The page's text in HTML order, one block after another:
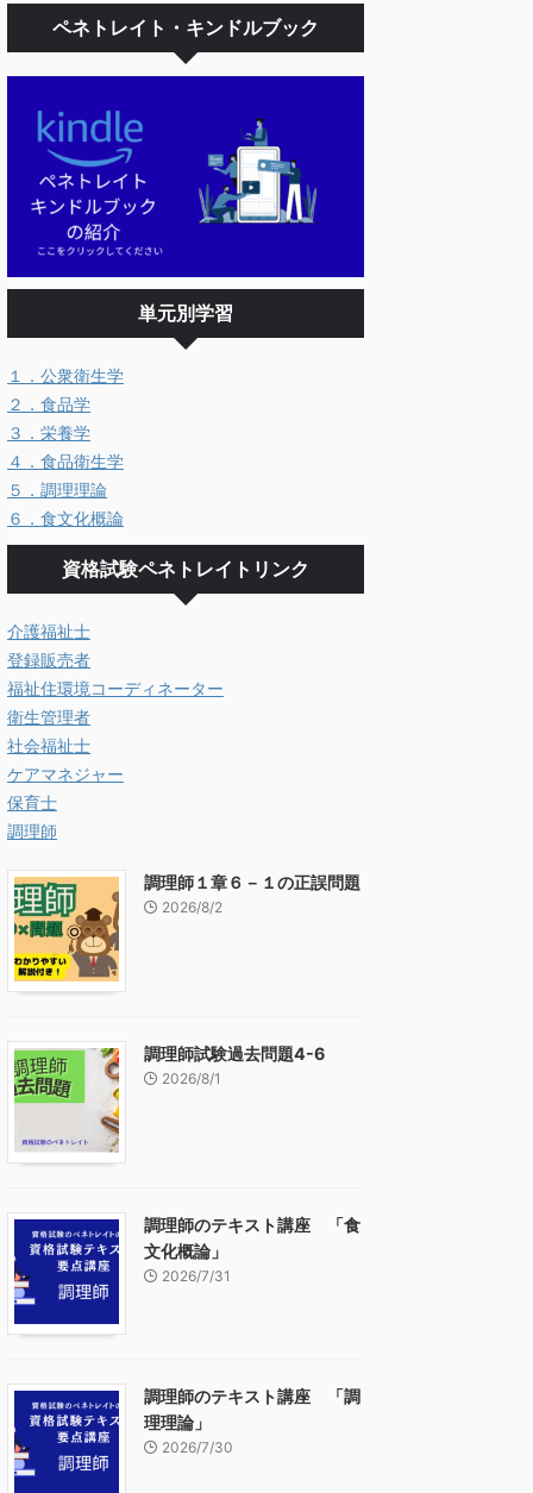
ペネトレイト・キンドルブック
単元別学習
１．公衆衛生学
２．食品学
３．栄養学
４．食品衛生学
５．調理理論
６．食文化概論
資格試験ペネトレイトリンク
介護福祉士
登録販売者
福祉住環境コーディネーター
衛生管理者
社会福祉士
ケアマネジャー
保育士
調理師
調理師１章６－１の正誤問題
2026/8/2
調理師試験過去問題4-6
2026/8/1
調理師のテキスト講座 「食
文化概論」
2026/7/31
調理師のテキスト講座 「調
理理論」
2026/7/30